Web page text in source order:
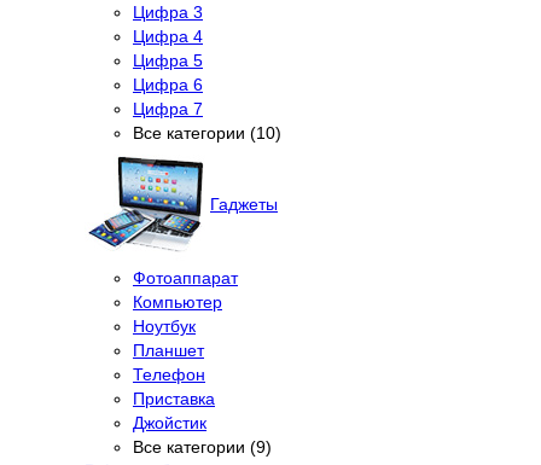
Цифра 3
Цифра 4
Цифра 5
Цифра 6
Цифра 7
Все категории (10)
Гаджеты
Фотоаппарат
Компьютер
Ноутбук
Планшет
Телефон
Приставка
Джойстик
Все категории (9)